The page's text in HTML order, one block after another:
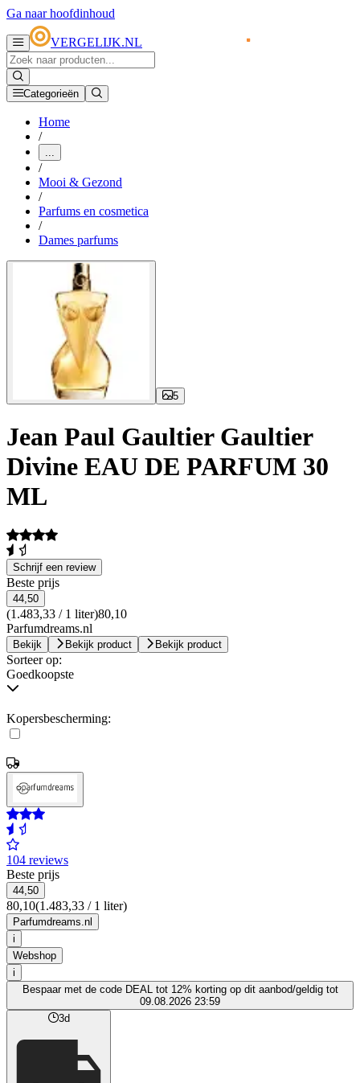
Ga naar hoofdinhoud
VERGELIJK.NL
Categorieën
Home
/
...
/
Mooi & Gezond
/
Parfums en cosmetica
/
Dames parfums
5
Jean Paul Gaultier Gaultier
Divine EAU DE PARFUM 30
ML
Schrijf een review
Beste prijs
44,50
(1.483,33 / 1 liter)80,10
Parfumdreams.nl
Bekijk Bekijk product Bekijk product
Sorteer op:
Goedkoopste
Kopersbescherming:
104 reviews
Beste prijs
44,50
80,10(1.483,33 / 1 liter)
Parfumdreams.nl
i
Webshop
i
Bespaar met de code DEAL tot 12% korting op dit aanbod/geldig tot
09.08.2026 23:59
3d